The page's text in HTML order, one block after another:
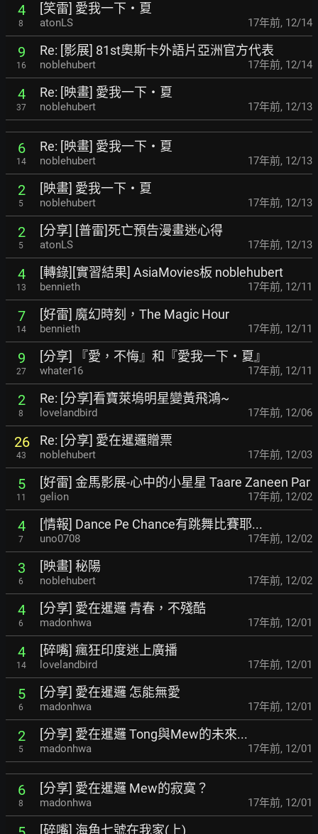
4
8
[笑雷] 愛我一下‧夏
atonLS 17年前, 12/14
9
16
Re: [影展] 81st奧斯卡外語片亞洲官方代表
noblehubert 17年前, 12/14
4
37
Re: [映畫] 愛我一下‧夏
noblehubert 17年前, 12/13
6
14
Re: [映畫] 愛我一下‧夏
noblehubert 17年前, 12/13
2
5
[映畫] 愛我一下‧夏
noblehubert 17年前, 12/13
2
5
[分享] [普雷]死亡預告漫畫迷心得
atonLS 17年前, 12/13
4
13
[轉錄][實習結果] AsiaMovies板 noblehubert
bennieth 17年前, 12/11
7
14
[好雷] 魔幻時刻，The Magic Hour
bennieth 17年前, 12/11
9
27
[分享] 『愛，不悔』和『愛我一下‧夏』
whater16 17年前, 12/11
2
8
Re: [分享]看寶萊塢明星變黃飛鴻~
lovelandbird 17年前, 12/06
26
43
Re: [分享] 愛在暹邏贈票
noblehubert 17年前, 12/03
5
11
[好雷] 金馬影展-心中的小星星 Taare Zaneen Par
gelion 17年前, 12/02
4
7
[情報] Dance Pe Chance有跳舞比賽耶...
uno0708 17年前, 12/02
3
6
[映畫] 秘陽
noblehubert 17年前, 12/02
4
6
[分享] 愛在暹邏 青春，不殘酷
madonhwa 17年前, 12/01
4
14
[碎嘴] 瘋狂印度迷上廣播
lovelandbird 17年前, 12/01
5
6
[分享] 愛在暹邏 怎能無愛
madonhwa 17年前, 12/01
2
5
[分享] 愛在暹邏 Tong與Mew的未來...
madonhwa 17年前, 12/01
6
8
[分享] 愛在暹邏 Mew的寂寞？
madonhwa 17年前, 12/01
[碎嘴] 海角七號在我家(上)